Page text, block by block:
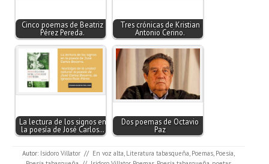
Cinco poemas de Beatriz
Pérez Pereda.
Tres crónicas de Kristian
Antonio Cerino.
La lectura de los signos en
la poesía de José Carlos…
Dos poemas de Octavio
Paz
Autor: Isidoro Villator // En voz alta Literatura tabasqueña Poemas Poesía